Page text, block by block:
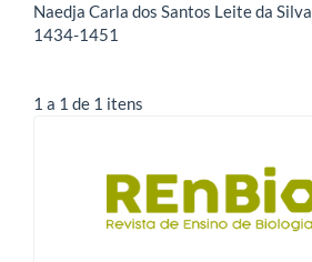
Naedja Carla dos Santos Leite da Silva
1434-1451
1 a 1 de 1 itens